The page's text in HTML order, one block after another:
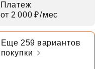
Платеж
от 2 000 ₽⁠/⁠мес
Еще 259 вариантов
покупки